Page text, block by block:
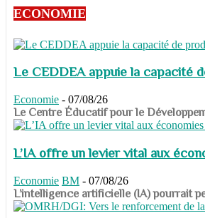
ECONOMIE
Le CEDDEA appuie la capacité
Economie - 07/08/26
​​​​​​​Le Centre Éducatif pour le
L’IA offre un levier vital aux
Economie BM - 07/08/26
​​​​​​​L’intelligence artificielle (IA) pourrait